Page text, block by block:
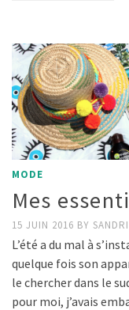
MODE
Mes
15 JUIN 2016 BY
L’été a du mal à
quelque fois son
le chercher dans le
pour moi, j’avais